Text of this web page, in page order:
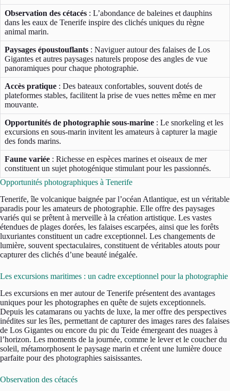
Observation des cétacés : L’abondance de baleines et dauphins
dans les eaux de Tenerife inspire des clichés uniques du règne
animal marin.
Paysages époustouflants : Naviguer autour des falaises de Los
Gigantes et autres paysages naturels propose des angles de vue
panoramiques pour chaque photographie.
Accès pratique : Des bateaux confortables, souvent dotés de
plateformes stables, facilitent la prise de vues nettes même en mer
mouvante.
Opportunités de photographie sous-marine : Le snorkeling et les
excursions en sous-marin invitent les amateurs à capturer la magie
des fonds marins.
Faune variée : Richesse en espèces marines et oiseaux de mer
constituent un sujet photogénique stimulant pour les passionnés.
Opportunités photographiques à Tenerife
Tenerife, île volcanique baignée par l’océan Atlantique, est un véritable
paradis pour les amateurs de photographie. Elle offre des paysages
variés qui se prêtent à merveille à la création artistique. Les vastes
étendues de plages dorées, les falaises escarpées, ainsi que les forêts
luxuriantes constituent un cadre exceptionnel. Les changements de
lumière, souvent spectaculaires, constituent de véritables atouts pour
capturer des clichés d’une beauté inégalée.
Les excursions maritimes : un cadre exceptionnel pour la photographie
Les excursions en mer autour de Tenerife présentent des avantages
uniques pour les photographes en quête de sujets exceptionnels.
Depuis les catamarans ou yachts de luxe, la mer offre des perspectives
inédites sur les îles, permettant de capturer des images rares des falaises
de Los Gigantes ou encore du pic du Teide émergeant des nuages à
l’horizon. Les moments de la journée, comme le lever et le coucher du
soleil, métamorphosent le paysage marin et créent une lumière douce
parfaite pour des photographies saisissantes.
Observation des cétacés